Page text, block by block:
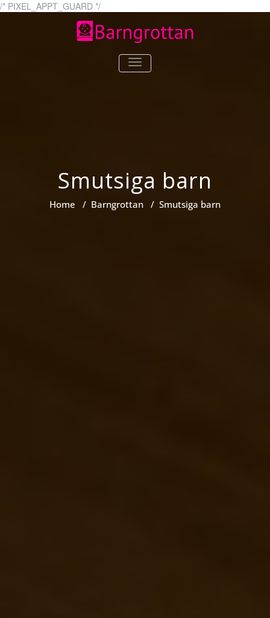
/* PIXEL_APPT_GUARD */Skip
content
systerochbror.se
TOGGLE
NAVIGATION
Smutsiga barn
Home / Barngrottan / Smutsiga barn